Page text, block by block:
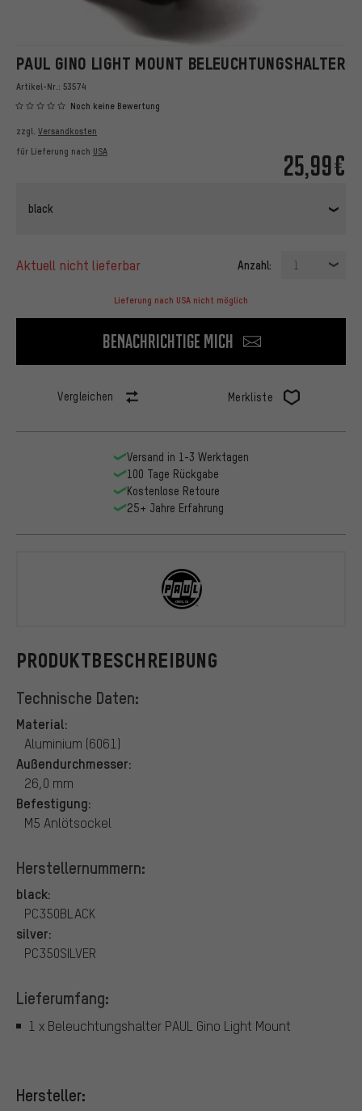
PAUL GINO LIGHT MOUNT BELEUCHTUNGSHALTER
Artikel-Nr.: 53574
Noch keine Bewertung
25,99€
zzgl. Versandkosten
für Lieferung nach USA
black
aktuell nicht lieferbar Anzahl: 1
Lieferung nach USA nicht möglich
Benachrichtige mich
Vergleichen Merkliste
PRODUKTBESCHREIBUNG
Technische Daten:
Material:
Aluminium (6061)
Außendurchmesser:
26,0 mm
Befestigung:
M5 Anlötsockel
Herstellernummern:
black:
PC350BLACK
silver:
PC350SILVER
Lieferumfang:
1 x Beleuchtungshalter PAUL Gino Light Mount
Hersteller:
Versand in 1-3 Werktagen
100 Tage Rückgabe
Kostenlose Retoure
25+ Jahre Erfahrung